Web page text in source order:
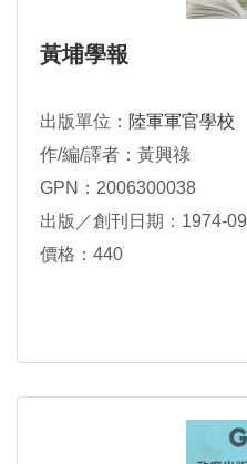
黃埔學報
出版單位： 陸軍軍官學校
作/編/譯者：黃興祿
GPN：2006300038
出版／創刊日期：1974-09
價格：440